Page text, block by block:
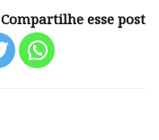
Compartilhe esse post